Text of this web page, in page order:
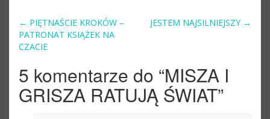
Post navigation
← PIĘTNAŚCIE KROKÓW –
PATRONAT KSIĄŻEK NA
CZACIE
JESTEM NAJSILNIEJSZY →
5 komentarze do “MISZA I
GRISZA RATUJĄ ŚWIAT”